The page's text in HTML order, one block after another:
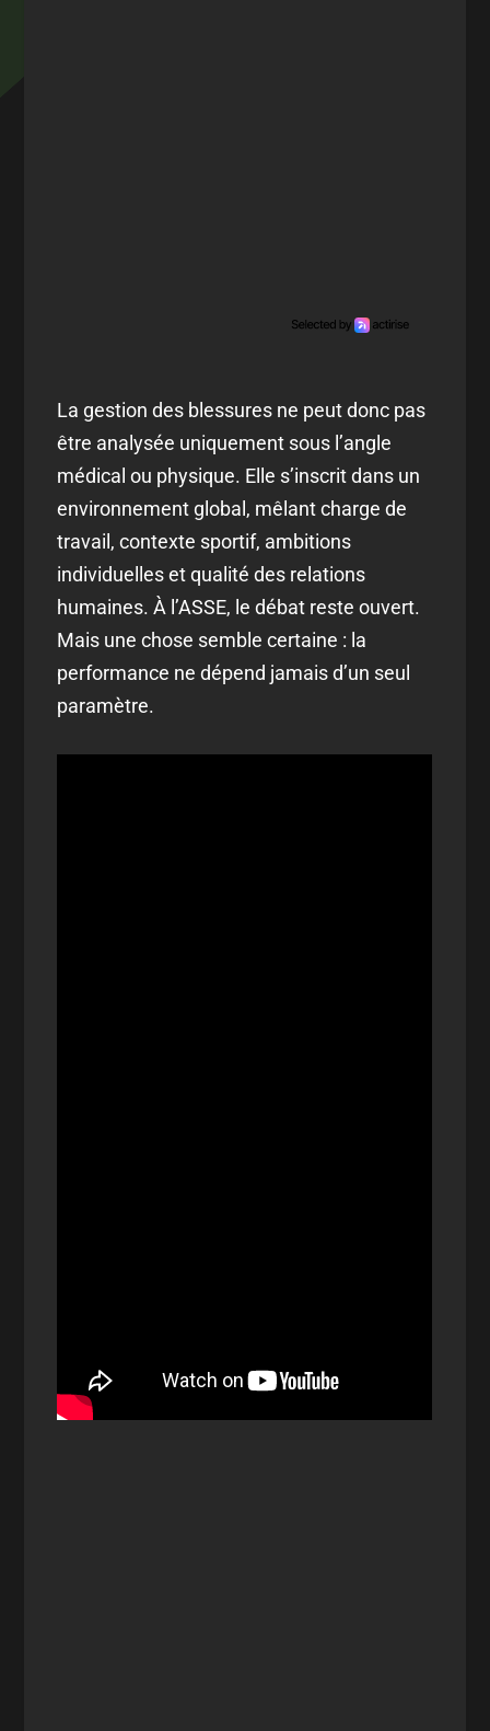
La gestion des blessures ne peut donc pas
être analysée uniquement sous l’angle
médical ou physique. Elle s’inscrit dans un
environnement global, mêlant charge de
travail, contexte sportif, ambitions
individuelles et qualité des relations
humaines. À l’ASSE, le débat reste ouvert.
Mais une chose semble certaine : la
performance ne dépend jamais d’un seul
paramètre.